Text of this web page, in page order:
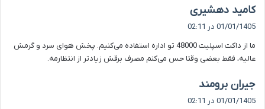
کامید دهشیری
ف
:
01/01/1405 در 02:11
ما از داکت اسپلیت 48000 تو اداره استفاده می‌کنیم. پخش هوای سرد و گرمش
عالیه، فقط بعضی وقتا حس می‌کنم مصرف برقش زیادتر از انتظارمه.
جیران برومند
ف
01/01/1405 در 02:11